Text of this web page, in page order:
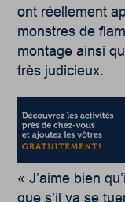
ont réellement
monstres de
montage ainsi
très judicieux.
« J’aime bien
que s’il va se